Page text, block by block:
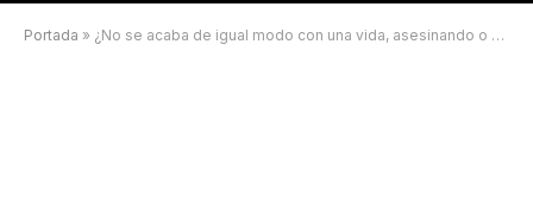
Portada » ¿No se acaba de igual modo con una vida, asesinando o expulsando de un vientre materno?